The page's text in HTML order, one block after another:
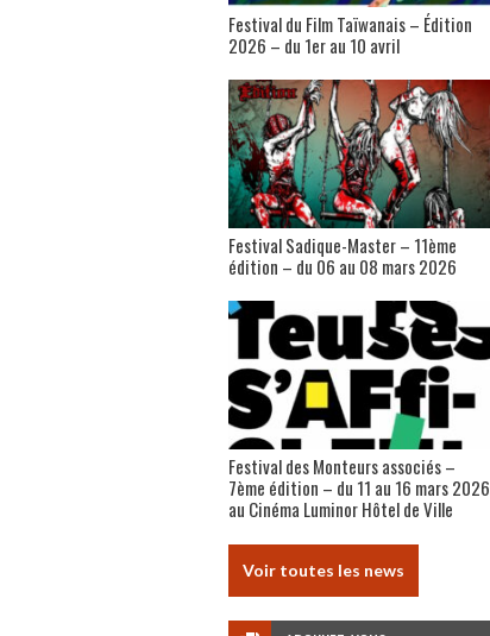
Festival du Film Taïwanais – Édition
2026 – du 1er au 10 avril
Festival Sadique-Master – 11ème
édition – du 06 au 08 mars 2026
Festival des Monteurs associés –
7ème édition – du 11 au 16 mars 2026
au Cinéma Luminor Hôtel de Ville
Voir toutes les news